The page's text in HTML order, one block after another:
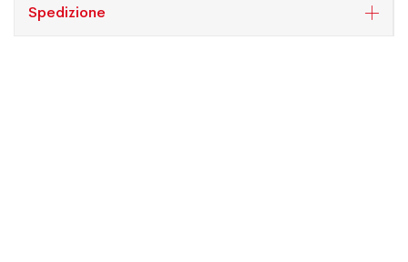
Spedizione